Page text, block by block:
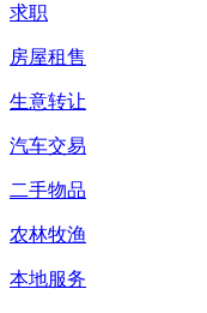
求职
房屋租售
生意转让
汽车交易
二手物品
农林牧渔
本地服务